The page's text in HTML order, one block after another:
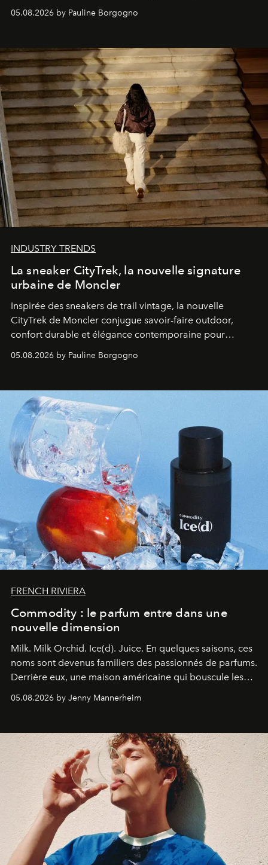
personnages continuent de susciter une ferveur intacte.
05.08.2026 by Pauline Borgogno
INDUSTRY TRENDS
La sneaker CityTrek, la nouvelle signature
urbaine de Moncler
Inspirée des sneakers de trail vintage, la nouvelle
CityTrek de Moncler conjugue savoir-faire outdoor,
confort durable et élégance contemporaine pour
accompagner les explorations du quotidien.
05.08.2026 by Pauline Borgogno
FRENCH RIVIERA
Commodity : le parfum entre dans une
nouvelle dimension
Milk. Milk Orchid. Ice(d). Juice. En quelques saisons, ces
noms sont devenus familiers des passionnés de parfums.
Derrière eux, une maison américaine qui bouscule les
codes de la parfumerie contemporaine en proposant
une approche aussi intuitive que personnelle :
05.08.2026 by Jenny Mannerheim